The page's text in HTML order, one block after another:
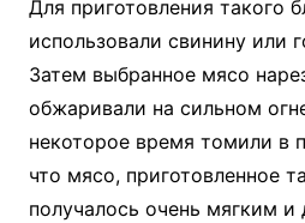
Для приготовления такого
использовали свинину или
Затем выбранное мясо
обжаривали на сильном
некоторое время томили в
что мясо, приготовленное
получалось очень мягким и